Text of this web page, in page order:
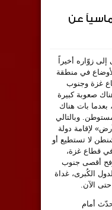
عن
زوّاره أخيراً
في منطقة
غزة وجنوب
صعوبة كبيرة
بعدما بات هناك
نحو 800 ألف مستوطن. وبالتالي
لإقامة دولة
لا تستطيع أو
في قطاع غزة،
أقصى جنوب
الكُبرى، غداة
أمام